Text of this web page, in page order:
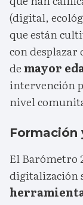
(digital,
que están
con
de mayor
intervención
nivel
Formación
El Barómetro
digitalización